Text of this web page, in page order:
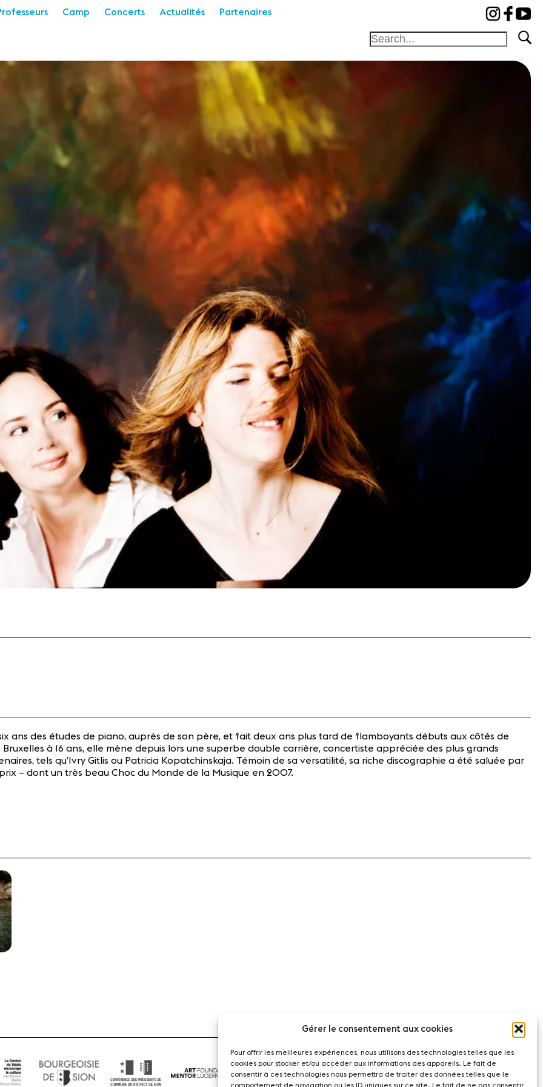
Gérer le consentement aux cookies
Pour offrir les meilleures expériences, nous utilisons des technologies telles que les
cookies pour stocker et/ou accéder aux informations des appareils. Le fait de
consentir à ces technologies nous permettra de traiter des données telles que le
comportement de navigation ou les ID uniques sur ce site. Le fait de ne pas consentir
Camp Concerts Actualités Partenaires
ans des études de piano, auprès de son père, et fait deux ans plus tard de flamboyants débuts aux côtés de
à 16 ans, elle mène depuis lors une superbe double carrière, concertiste appréciée des plus grands
tels qu’Ivry Gitlis ou Patricia Kopatchinskaja. Témoin de sa versatilité, sa riche discographie a été saluée par
– dont un très beau Choc du Monde de la Musique en 2007.